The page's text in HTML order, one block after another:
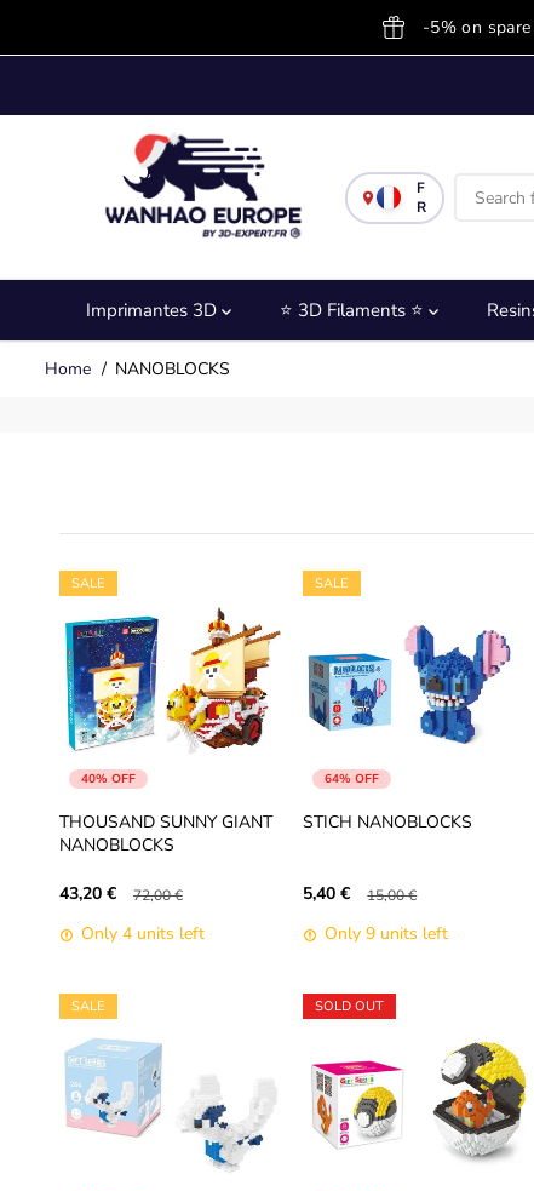
-5% on
F
R
Imprimantes 3D ⭐ 3D Filaments ⭐
Home NANOBLOCKS
40% OFF
SALE
THOUSAND SUNNY GIANT
NANOBLOCKS
43,20 € 72,00 €
Only 4 units left
64% OFF
SALE
STICH NANOBLOCKS
5,40 € 15,00 €
Only 9 units left
SALE SOLD OUT